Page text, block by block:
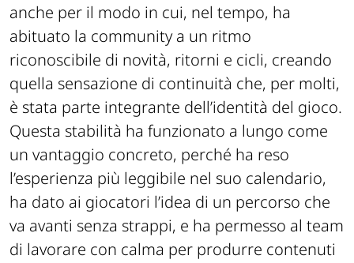
anche per il modo in cui, nel tempo, ha
abituato la community a un ritmo
riconoscibile di novità, ritorni e cicli, creando
quella sensazione di continuità che, per molti,
è stata parte integrante dell’identità del gioco.
Questa stabilità ha funzionato a lungo come
un vantaggio concreto, perché ha reso
l’esperienza più leggibile nel suo calendario,
ha dato ai giocatori l’idea di un percorso che
va avanti senza strappi, e ha permesso al team
di lavorare con calma per produrre contenuti